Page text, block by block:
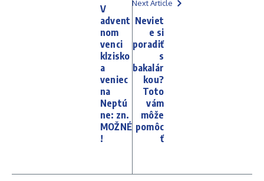
V
advent
nom
venci
klzisko
a
veniec
na
Neptú
ne: zn.
MOŽNÉ
!
Next Article
Neviet
e si
poradiť
s
bakalár
kou?
Toto
vám
môže
pomôc
ť